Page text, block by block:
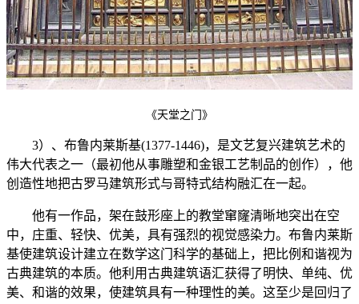
《天堂之门》
3）、布鲁内莱斯基(1377-1446)，是文艺复兴建筑艺术的
伟大代表之一（最初他从事雕塑和金银工艺制品的创作），他
创造性地把古罗马建筑形式与哥特式结构融汇在一起。
他有一作品，架在鼓形座上的教堂窜窿清晰地突出在空
中，庄重、轻快、优美，具有强烈的视觉感染力。布鲁内莱斯
基使建筑设计建立在数学这门科学的基础上，把比例和谐视为
古典建筑的本质。他利用古典建筑语汇获得了明快、单纯、优
美、和谐的效果，使建筑具有一种理性的美。这至少是回归了